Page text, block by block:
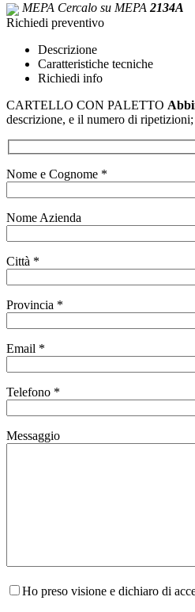
MEPA Cercalo su MEPA 2134A
Richiedi preventivo
Descrizione
Caratteristiche tecniche
Richiedi info
CARTELLO CON PALETTO
descrizione, e il numero di
Nome e Cognome *
Nome Azienda
Città *
Provincia *
Email *
Telefono *
Messaggio
Ho preso visione e dichiaro di